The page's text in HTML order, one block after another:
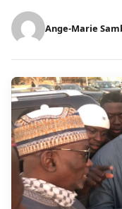
Ange-Marie